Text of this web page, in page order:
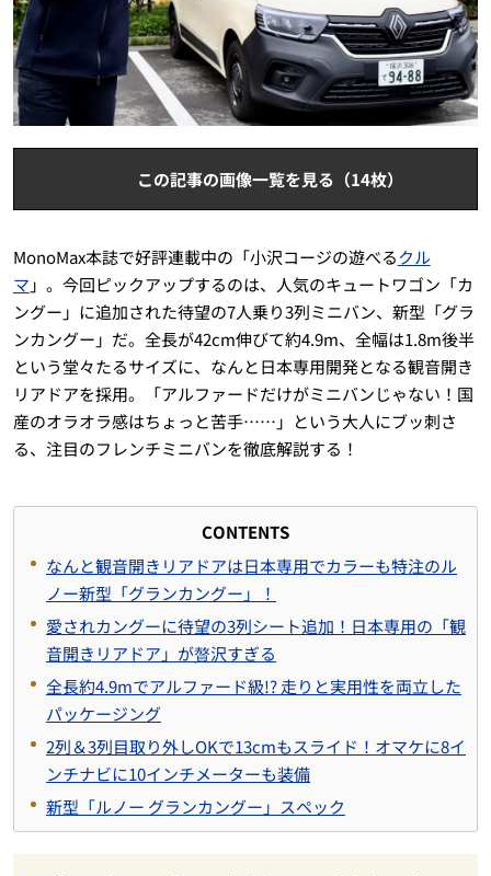
この記事の画像一覧を見る（14枚）
MonoMax本誌で好評連載中の「小沢コージの遊べるクル
マ 」。今回ピックアップするのは、人気のキュートワゴン「カ
ングー」に追加された待望の7人乗り3列ミニバン、新型「グラ
ンカングー」だ。全長が42cm伸びて約4.9m、全幅は1.8m後半
という堂々たるサイズに、なんと日本専用開発となる観音開き
リアドアを採用。「アルファードだけがミニバンじゃない！国
産のオラオラ感はちょっと苦手……」という大人にブッ刺さ
る、注目のフレンチミニバンを徹底解説する！
CONTENTS
なんと観音開きリアドアは日本専用でカラーも特注のル
ノー新型「グランカングー」！
愛されカングーに待望の3列シート追加！日本専用の「観
音開きリアドア」が贅沢すぎる
全長約4.9mでアルファード級!? 走りと実用性を両立した
パッケージング
2列＆3列目取り外しOKで13cmもスライド！オマケに8イ
ンチナビに10インチメーターも装備
新型「ルノー グランカングー」スペック